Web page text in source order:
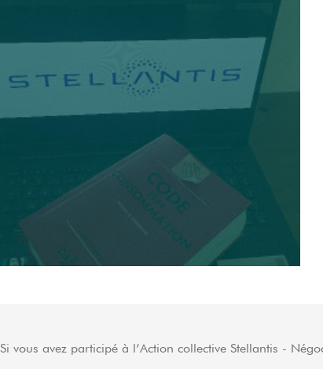
Si vous avez participé à l’Action collective Stellantis -